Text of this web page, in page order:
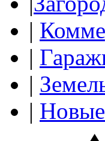
|
|
|
|